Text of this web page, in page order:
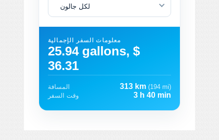
لكل جالون
معلومات السفر الإجمالية
25.94 gallons, $
36.31
المسافة 313 km (194 mi)
وقت السفر
3 h 40 min